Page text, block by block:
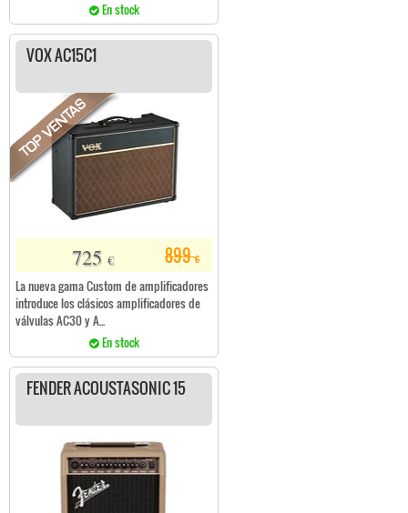
En stock
VOX AC15C1
899€
725 €
La nueva gama Custom de amplificadores
introduce los clásicos amplificadores de
válvulas AC30 y A...
En stock
FENDER ACOUSTASONIC 15